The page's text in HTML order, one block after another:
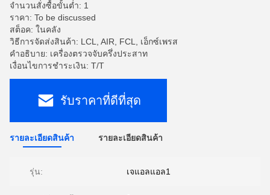
จำนวนสั่งซื้อขั้นต่ำ: 1
ราคา: To be discussed
สต็อค: ในคลัง
วิธีการจัดส่งสินค้า: LCL, AIR, FCL, เอ็กซ์เพรส
คําอธิบาย: เครื่องตรวจจับครึ่งประสาท
เงื่อนไขการชำระเงิน: T/T
รับราคาที่ดีที่สุด
รายละเอียดสินค้า รายละเอียดสินค้า
รุ่น: เจแอลแอล1